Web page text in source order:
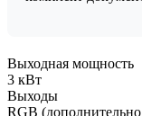
Выходная мощность
3 кВт
Выходы
RGB